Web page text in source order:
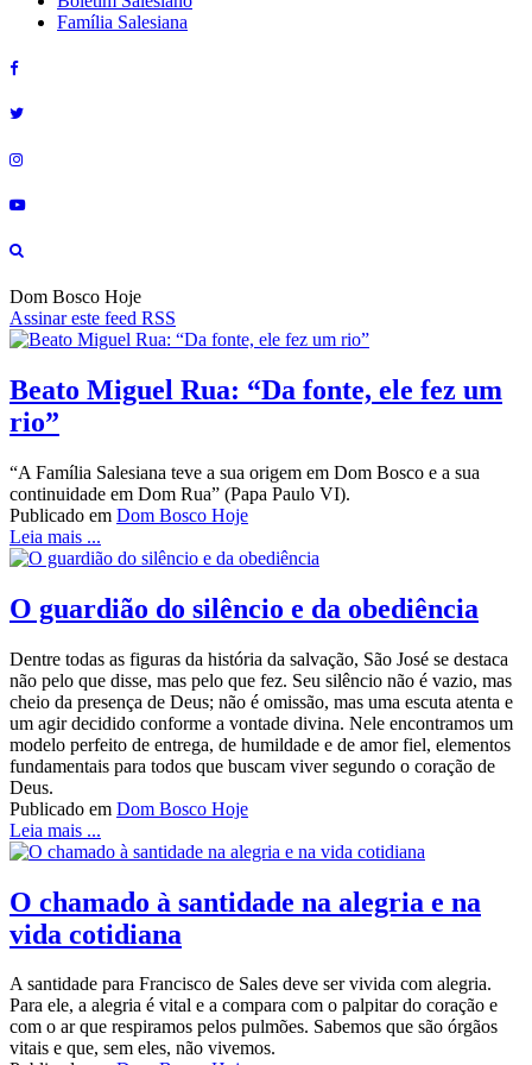
Família Salesiana
Dom Bosco Hoje
Assinar este feed RSS
Beato Miguel Rua: “Da fonte, ele fez um
rio”
“A Família Salesiana teve a sua origem em Dom Bosco e a sua
continuidade em Dom Rua” (Papa Paulo VI).
Publicado em Dom Bosco Hoje
Leia mais ...
O guardião do silêncio e da obediência
Dentre todas as figuras da história da salvação, São José se destaca
não pelo que disse, mas pelo que fez. Seu silêncio não é vazio, mas
cheio da presença de Deus; não é omissão, mas uma escuta atenta e
um agir decidido conforme a vontade divina. Nele encontramos um
modelo perfeito de entrega, de humildade e de amor fiel, elementos
fundamentais para todos que buscam viver segundo o coração de
Deus.
Publicado em Dom Bosco Hoje
Leia mais ...
O chamado à santidade na alegria e na
vida cotidiana
A santidade para Francisco de Sales deve ser vivida com alegria.
Para ele, a alegria é vital e a compara com o palpitar do coração e
com o ar que respiramos pelos pulmões. Sabemos que são órgãos
vitais e que, sem eles, não vivemos.